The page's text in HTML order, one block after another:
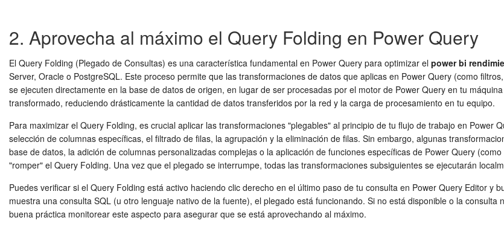
2. Aprovecha al máximo el Query Folding en Power Query
El Query Folding (Plegado de Consultas) es una característica fundamental en Power Query para optimizar el power bi
Server, Oracle o PostgreSQL. Este proceso permite que las transformaciones de datos que aplicas en Power Query (como
se ejecuten directamente en la base de datos de origen, en lugar de ser procesadas por el motor de Power Query en tu
transformado, reduciendo drásticamente la cantidad de datos transferidos por la red y la carga de procesamiento en tu equipo.
Para maximizar el Query Folding, es crucial aplicar las transformaciones "plegables" al principio de tu flujo de trabajo en Power
selección de columnas específicas, el filtrado de filas, la agrupación y la eliminación de filas. Sin embargo, algunas
base de datos, la adición de columnas personalizadas complejas o la aplicación de funciones específicas de Power Query
"romper" el Query Folding. Una vez que el plegado se interrumpe, todas las transformaciones subsiguientes se ejecutarán
Puedes verificar si el Query Folding está activo haciendo clic derecho en el último paso de tu consulta en Power Query Editor y
muestra una consulta SQL (u otro lenguaje nativo de la fuente), el plegado está funcionando. Si no está disponible o la
buena práctica monitorear este aspecto para asegurar que se está aprovechando al máximo.